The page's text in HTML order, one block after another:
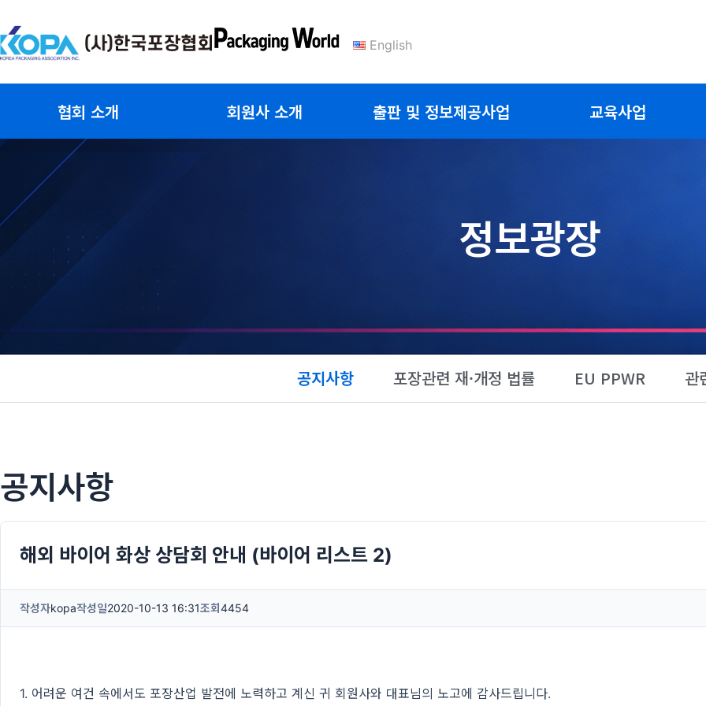
텐
츠
English
협회 소개 회원사 소개 출판 및 정보제공사업 교육사업
정보광장
공지사항 포장관련 재·개정 법률 EU PPWR 관
공지사항
해외 바이어 화상 상담회 안내 (바이어 리스트 2)
작성자kopa작성일2020-10-13 16:31조회 4454
1. 어려운 여건 속에서도 포장산업 발전에 노력하고 계신 귀 회원사와 대표님의 노고에 감사드립니다.